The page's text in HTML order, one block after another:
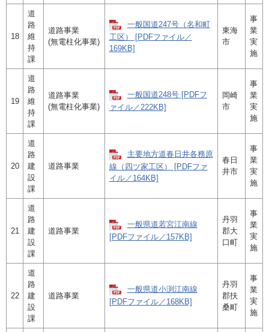
18
道
路
維
持
課
道路事業
(無電柱化事業)
一般国道247号（名和町
工区） [PDFファイル／
169KB]
東海
市
事
業
実
施
19
道
路
維
持
課
道路事業
(無電柱化事業)
一般国道248号 [PDFフ
ァイル／222KB]
岡崎
市
事
業
実
施
20
道
路
建
設
課
道路事業
主要地方道春日井各務原
線（四ツ家工区） [PDFファ
イル／164KB]
春日
井市
事
業
実
施
21
道
路
建
設
課
道路事業
一般県道若宮江南線
[PDFファイル／157KB]
丹羽
郡大
口町
事
業
実
施
22
道
路
建
設
課
道路事業
一般県道小渕江南線
[PDFファイル／168KB]
丹羽
郡扶
桑町
事
業
実
施